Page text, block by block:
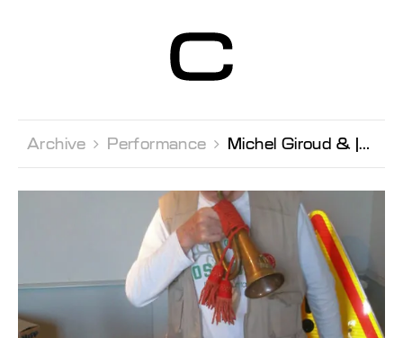
Contemporain
Genève
Archive  Performance  Michel Giroud & Joachim Montessius Conférence